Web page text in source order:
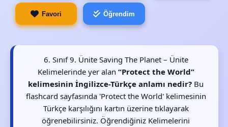
Favori Öğrendim
6. Sınıf 9. Ünite Saving The Planet – Ünite
Kelimelerinde yer alan “Protect the World”
kelimesinin İngilizce-Türkçe anlamı nedir? Bu
flashcard sayfasında 'Protect the World' kelimesinin
Türkçe karşılığını kartın üzerine tıklayarak
öğrenebilirsiniz. Öğrendiğiniz Kelimelerini